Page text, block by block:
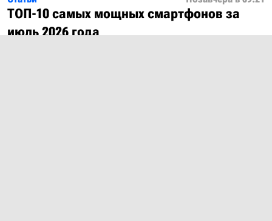
ТОП-10 самых мощных смартфонов за
июль 2026 года